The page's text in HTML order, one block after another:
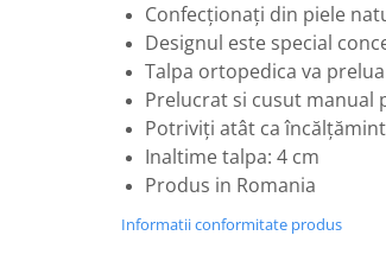
Confecționați din piele
Designul este special
Talpa ortopedica va
Prelucrat si cusut manual
Potriviți atât ca
Inaltime talpa: 4 cm
Produs in Romania
Informatii conformitate produs